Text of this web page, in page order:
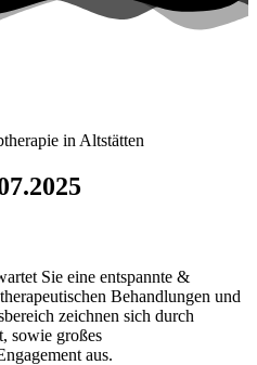
in Altstätten
Sie eine entspannte &
Behandlungen und
zeichnen sich durch
sowie großes
aus.